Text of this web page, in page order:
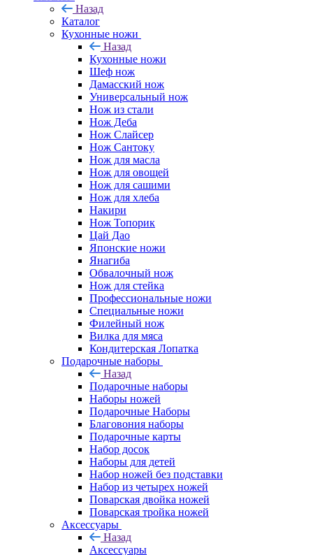
Назад
Каталог
Кухонные ножи
Назад
Кухонные ножи
Шеф нож
Дамасский нож
Универсальный нож
Нож из стали
Нож Деба
Нож Слайсер
Нож Сантоку
Нож для масла
Нож для овощей
Нож для сашими
Нож для хлеба
Накири
Нож Топорик
Цай Дао
Японские ножи
Янагиба
Обвалочный нож
Нож для стейка
Профессиональные ножи
Специальные ножи
Филейный нож
Вилка для мяса
Кондитерская Лопатка
Подарочные наборы
Назад
Подарочные наборы
Наборы ножей
Подарочные Наборы
Благовония наборы
Подарочные карты
Набор досок
Наборы для детей
Набор ножей без подставки
Набор из четырех ножей
Поварская двойка ножей
Поварская тройка ножей
Аксессуары
Назад
Аксессуары